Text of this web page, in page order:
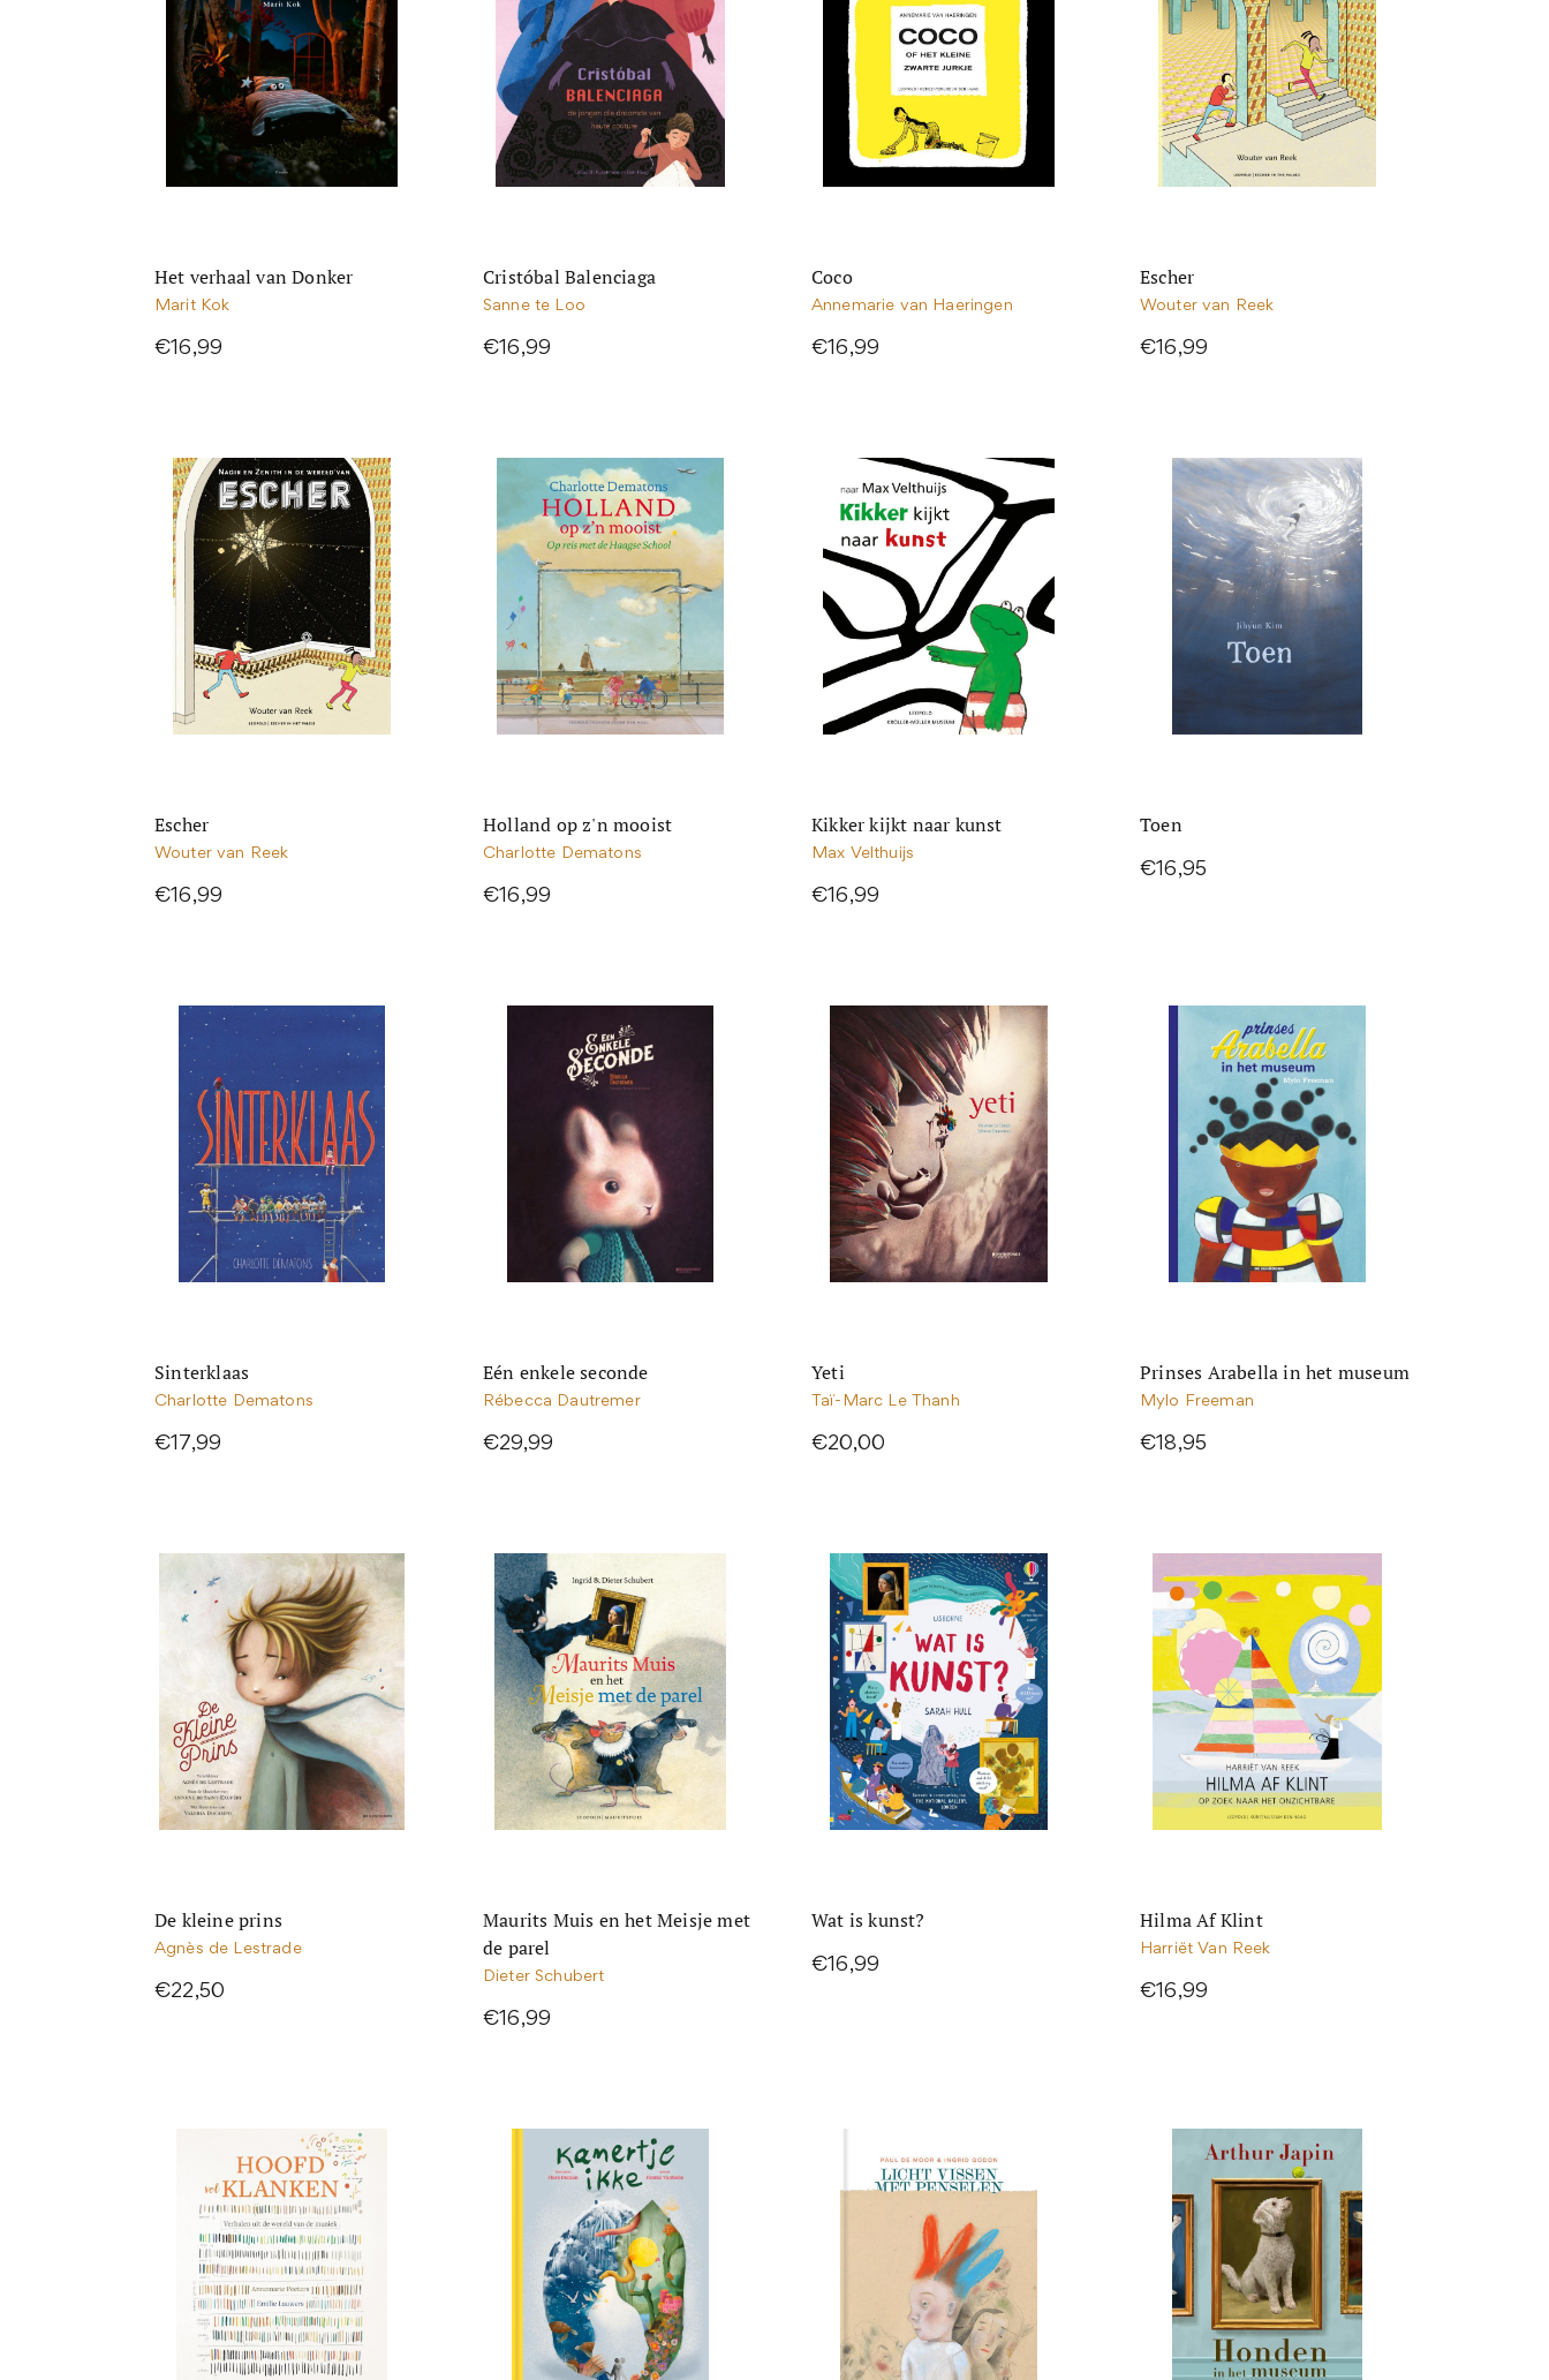
Het verhaal van Donker
Marit Kok
€16,99
Cristóbal Balenciaga
Sanne te Loo
€16,99
Coco
Annemarie van Haeringen
€16,99
Escher
Wouter van Reek
€16,99
Escher
Wouter van Reek
€16,99
Holland op z'n mooist
Charlotte Dematons
€16,99
Kikker kijkt naar kunst
Max Velthuijs
€16,99
Toen
€16,95
Sinterklaas
Charlotte Dematons
€17,99
Eén enkele seconde
Rébecca Dautremer
€29,99
Yeti
Taï-Marc Le Thanh
€20,00
Prinses Arabella in het museum
Mylo Freeman
€18,95
De kleine prins
Agnès de Lestrade
€22,50
Maurits Muis en het Meisje met
de parel
Dieter Schubert
€16,99
Wat is kunst?
€16,99
Hilma Af Klint
Harriët Van Reek
€16,99